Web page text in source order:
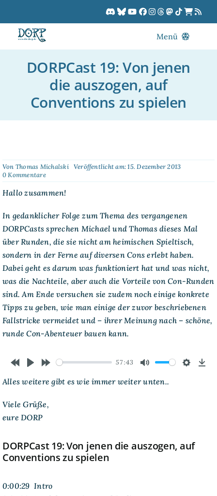
springen
Menü
DORPCast
DORP-TV
Downloads
Kalender
DORPCast 19: Von jenen
die auszogen, auf
Conventions zu spielen
Von Thomas Michalski
Veröffentlicht am: 15. Dezember 2013
0 Kommentareon
DORPCast
19:
die
auszogen,
auf
Conventions
zu
spielen
Hallo zusammen!
In gedanklicher Folge zum Thema des vergangenen
DORPCasts sprechen Michael und Thomas dieses Mal
über Runden, die sie nicht am heimischen Spieltisch,
sondern in der Ferne auf diversen Cons erlebt haben.
Dabei geht es darum was funktioniert hat und was nicht,
was die Nachteile, aber auch die Vorteile von Con-Runden
sind. Am Ende versuchen sie zudem noch einige konkrete
Tipps zu geben, wie man einige der zuvor beschriebenen
Fallstricke vermeidet und – ihrer Meinung nach – schöne,
runde Con-Abenteuer bauen kann.
10s
10s
57:43
Alles weitere gibt es wie immer weiter unten..
Viele Grüße,
eure DORP
DORPCast 19: Von jenen die auszogen, auf
Conventions zu spielen
0:00:29 Intro